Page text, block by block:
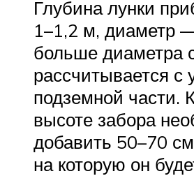
Глубина лунки
1–1,2 м, диаметр
больше диаметра
рассчитывается с
подземной части.
высоте забора
добавить 50–70
на которую он